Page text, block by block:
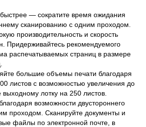
— сократите время ожидания
сканированию с одним проходом.
производительность и скорость
Придерживайтесь рекомендуемого
распечатываемых страниц в размере
большие объемы печати благодаря
листов с возможностью увеличения до
выходному лотку на 250 листов.
возможности двустороннего
проходом. Сканируйте документы и
файлы по электронной почте, в